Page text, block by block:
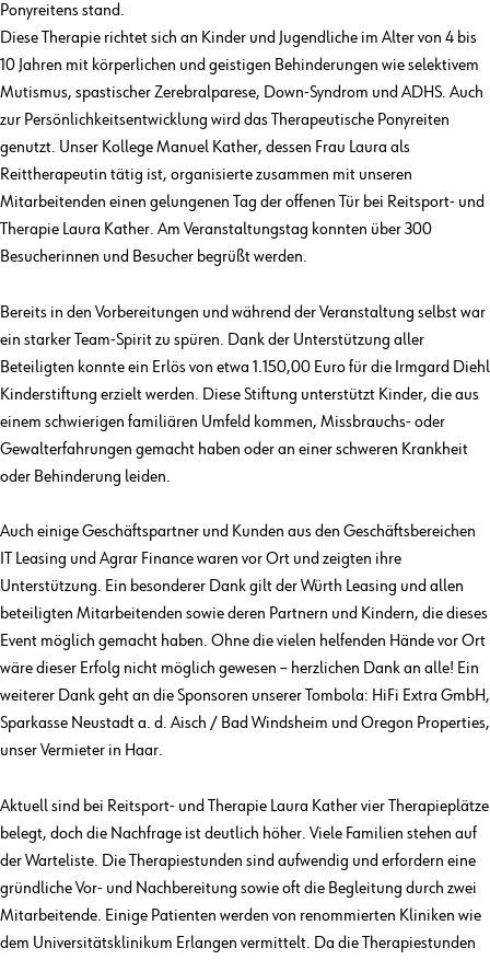
Ponyreitens stand.
Diese Therapie richtet sich an Kinder und Jugendliche im Alter von 4 bis
10 Jahren mit körperlichen und geistigen Behinderungen wie selektivem
Mutismus, spastischer Zerebralparese, Down-Syndrom und ADHS. Auch
zur Persönlichkeitsentwicklung wird das Therapeutische Ponyreiten
genutzt. Unser Kollege Manuel Kather, dessen Frau Laura als
Reittherapeutin tätig ist, organisierte zusammen mit unseren
Mitarbeitenden einen gelungenen Tag der offenen Tür bei Reitsport- und
Therapie Laura Kather. Am Veranstaltungstag konnten über 300
Besucherinnen und Besucher begrüßt werden.
Bereits in den Vorbereitungen und während der Veranstaltung selbst war
ein starker Team-Spirit zu spüren. Dank der Unterstützung aller
Beteiligten konnte ein Erlös von etwa 1.150,00 Euro für die Irmgard Diehl
Kinderstiftung erzielt werden. Diese Stiftung unterstützt Kinder, die aus
einem schwierigen familiären Umfeld kommen, Missbrauchs- oder
Gewalterfahrungen gemacht haben oder an einer schweren Krankheit
oder Behinderung leiden.
Auch einige Geschäftspartner und Kunden aus den Geschäftsbereichen
IT Leasing und Agrar Finance waren vor Ort und zeigten ihre
Unterstützung. Ein besonderer Dank gilt der Würth Leasing und allen
beteiligten Mitarbeitenden sowie deren Partnern und Kindern, die dieses
Event möglich gemacht haben. Ohne die vielen helfenden Hände vor Ort
wäre dieser Erfolg nicht möglich gewesen – herzlichen Dank an alle! Ein
weiterer Dank geht an die Sponsoren unserer Tombola: HiFi Extra GmbH,
Sparkasse Neustadt a. d. Aisch / Bad Windsheim und Oregon Properties,
unser Vermieter in Haar.
Aktuell sind bei Reitsport- und Therapie Laura Kather vier Therapieplätze
belegt, doch die Nachfrage ist deutlich höher. Viele Familien stehen auf
der Warteliste. Die Therapiestunden sind aufwendig und erfordern eine
gründliche Vor- und Nachbereitung sowie oft die Begleitung durch zwei
Mitarbeitende. Einige Patienten werden von renommierten Kliniken wie
dem Universitätsklinikum Erlangen vermittelt. Da die Therapiestunden